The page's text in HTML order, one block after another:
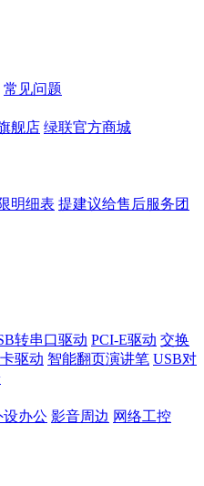
常见问题
舰店 绿联官方商城
明细表 提建议给售后服务团
转串口驱动 PCI-E驱动 交换
驱动 智能翻页演讲笔 USB对
设办公 影音周边 网络工控